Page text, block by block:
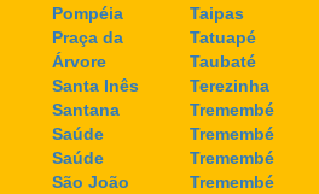
Pompéia
Praça da
Árvore
Santa Inês
Santana
Saúde
Saúde
São João
Taipas
Tatuapé
Taubaté
Terezinha
Tremembé
Tremembé
Tremembé
Tremembé